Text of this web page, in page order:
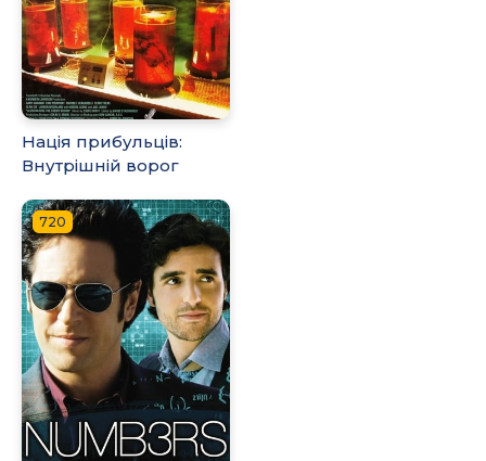
Нація прибульців:
Внутрішній ворог
720